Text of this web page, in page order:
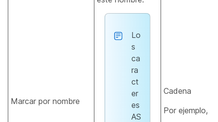
Marcar por nombre
Lo
s
ca
ra
ct
er
es
AS
Cadena
Por ejemplo,